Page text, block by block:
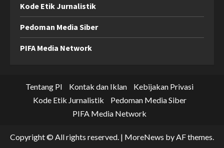
Kode Etik Jurnalistik
Pedoman Media Siber
PIFA Media Network
Tentang PI Kontak dan Iklan
Kebijakan Privasi
Kode Etik Jurnalistik
Pedoman Media Siber
PIFA Media Network
Copyright © All rights reserved. | MoreNews by AF themes.